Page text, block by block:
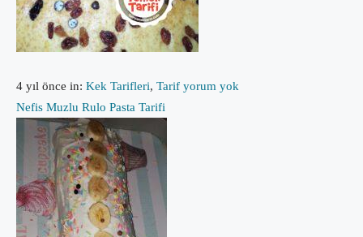
4 yıl önce in: Kek Tarifleri, Tarif yorum yok
Nefis Muzlu Rulo Pasta Tarifi